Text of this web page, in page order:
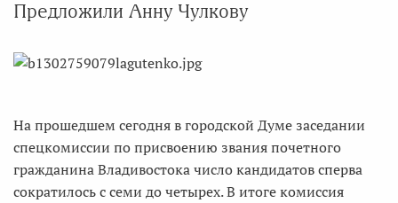
Предложили Анну Чулкову
На прошедшем сегодня в городской Думе заседании
спецкомиссии по присвоению звания почетного
гражданина Владивостока число кандидатов сперва
сократилось с семи до четырех. В итоге комиссия